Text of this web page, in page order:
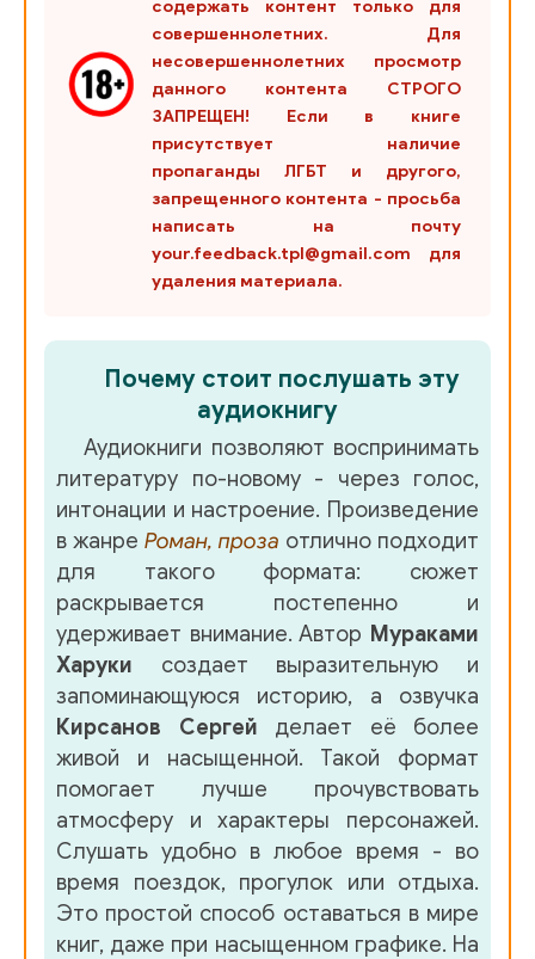
содержать контент только для
совершеннолетних. Для
несовершеннолетних просмотр
данного контента СТРОГО
ЗАПРЕЩЕН! Если в книге
присутствует наличие
пропаганды ЛГБТ и другого,
запрещенного контента - просьба
написать на почту
your.feedback.tpl@gmail.com для
удаления материала.
Почему стоит послушать эту
аудиокнигу
Аудиокниги позволяют воспринимать
литературу по-новому - через голос,
интонации и настроение. Произведение
в жанре Роман, проза отлично подходит
для такого формата: сюжет
раскрывается постепенно и
удерживает внимание. Автор Мураками
Харуки создает выразительную и
запоминающуюся историю, а озвучка
Кирсанов Сергей делает её более
живой и насыщенной. Такой формат
помогает лучше прочувствовать
атмосферу и характеры персонажей.
Слушать удобно в любое время - во
время поездок, прогулок или отдыха.
Это простой способ оставаться в мире
книг, даже при насыщенном графике. На